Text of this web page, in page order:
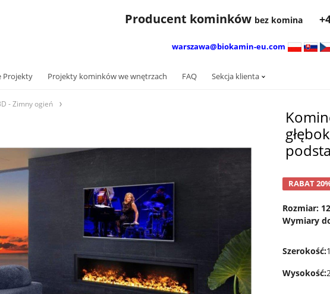
Producent kominków bez komina
warszawa@biokamin-eu.com
Projekty Projekty kominków we wnętrzach FAQ Sekcja klienta
- Zimny ​​ogień
RABAT
Rozmiar:
Wymiary
Szerokość:
Wysokość: